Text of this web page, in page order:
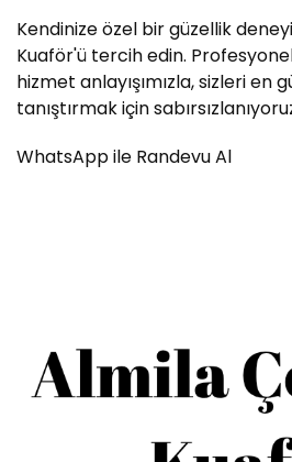
Kendinize özel bir güzellik
Kuaför'ü tercih edin.
hizmet anlayışımızla, sizleri en
tanıştırmak için
WhatsApp ile Randevu Al